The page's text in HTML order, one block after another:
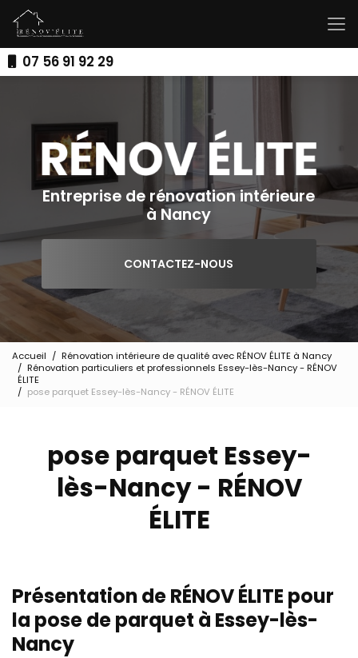
au
contenu
principal07 56 91 92 29
Entreprise de rénovation intérieure
à Nancy
CONTACTEZ-NOUS
Accueil
Rénovation intérieure de qualité avec RÉNOV ÉLITE à Nancy
Rénovation particuliers et professionnels Essey-lès-Nancy - RÉNOV
ÉLITE
pose parquet Essey-lès-Nancy - RÉNOV ÉLITE
pose parquet Essey-
lès-Nancy - RÉNOV
ÉLITE
Présentation de RÉNOV ÉLITE pour
la pose de parquet à Essey-lès-
Nancy